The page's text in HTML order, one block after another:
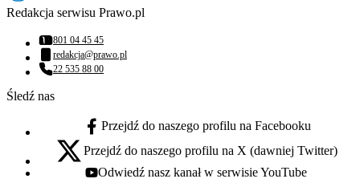
Redakcja serwisu Prawo.pl
Numer telefonu:
801 04 45 45
Adres email:
redakcja@prawo.pl
Numer telefonu:
22 535 88 00
Śledź nas
facebook - otwiera się w nowej karcie
Przejdź do naszego profilu na Facebooku
x - otwiera się w nowej karcie
Przejdź do naszego profilu na X (dawniej Twitter)
youtube - otwiera się w nowej karcie
Odwiedź nasz kanał w serwisie YouTube